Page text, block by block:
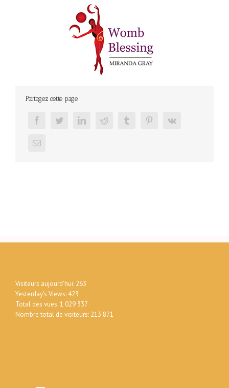
Partagez cette page
Visiteurs aujourd’hui: 263
Yesterday's Views: 423
Total des vues:1 029 337
Nombre total de visiteurs: 213 871